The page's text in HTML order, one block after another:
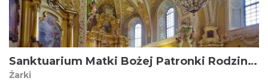
XIX wieku, ostatni oficjalny pogrzeb odbył się w roku 1970.
Spośród typowych macew wyróżniają się nagrobki - m.in.
rabina Nachuma Asza czy ohel cadyka Izaaka Mayera
Justmana.
Sanktuarium Matki Bożej Patronki Rodzin w Żarkach Leśniowie
Żarki